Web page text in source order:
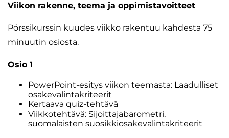
Viikon rakenne, teema ja oppimistavoitteet
Pörssikurssin kuudes viikko rakentuu kahdesta 75
minuutin osiosta.
Osio 1
PowerPoint-esitys viikon teemasta: Laadulliset
osakevalintakriteerit
Kertaava quiz-tehtävä
Viikkotehtävä: Sijoittajabarometri,
suomalaisten suosikkiosakevalintakriteerit